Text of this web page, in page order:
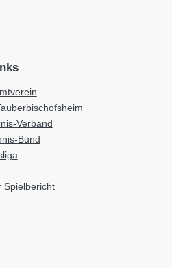
Verband
Bund
Spielbericht